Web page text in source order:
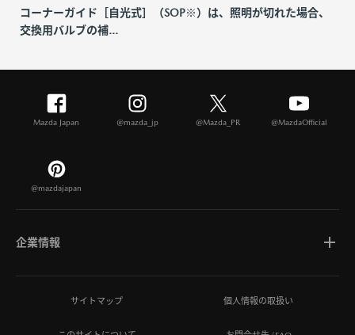
コーナーガイド［自光式］（SOP※）は、照明が切れた場合、
交換用バルブの補...
Mazda Japan @mazda_jp @Mazda_PR @MazdaOfficial
@mazdajapan
企業情報
マツダについてサイトマップ 個人情報の取扱い